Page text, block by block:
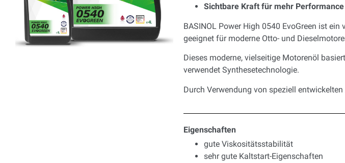
Sichtbare Kraft für mehr Performance
BASINOL Power High 0540 EvoGreen ist
geeignet für moderne Otto- und
Dieses moderne, vielseitige Motorenöl
verwendet Synthesetechnologie.
Durch Verwendung von speziell
Eigenschaften
gute Viskositätsstabilität
sehr gute Kaltstart-Eigenschaften